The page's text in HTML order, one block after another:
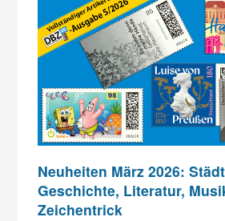
Neuheiten März 2026:
Geschichte, Literatur,
Zeichentrick